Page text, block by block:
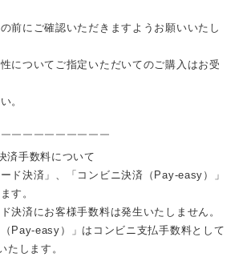
前にご確認いただきますようお願いいたし
についてご指定いただいてのご購入はお受
。
￣￣￣￣￣￣￣￣￣
済手数料について
ド決済」、「コンビニ決済（Pay-easy）」
す。
決済にお客様手数料は発生いたしません。
Pay-easy）」はコンビニ支払手数料として
たします。